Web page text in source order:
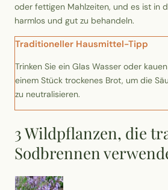
Gartenplaner
Düngeberater
Challenges
Wusstest du?
Sammlungen
oder fettigen Mahlzeiten, und es ist in
harmlos und gut zu behandeln.
Traditioneller Hausmittel-Tipp
Trinken Sie ein Glas Wasser oder
einem Stück trockenes Brot, um die
zu neutralisieren.
3 Wildpflanzen, die
Sodbrennen